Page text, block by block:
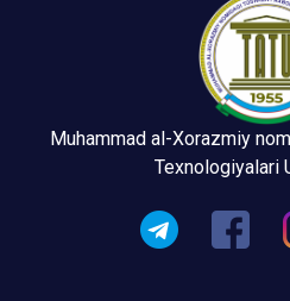
Muhammad al-Xorazmiy
Texnologiyalari